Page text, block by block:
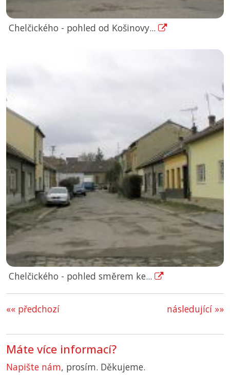
Chelčického - pohled od Košinovy...
Chelčického - pohled směrem ke...
«« předchozí následující »»
Máte více informací?
Napište nám, prosím. Děkujeme.